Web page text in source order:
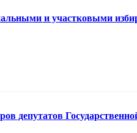
и участковыми
депутатов